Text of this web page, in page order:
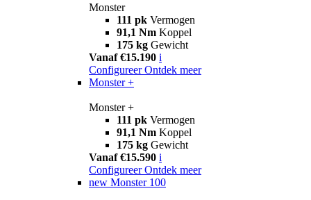
Monster
111 pk Vermogen
91,1 Nm Koppel
175 kg Gewicht
Vanaf €15.190 i
Configureer Ontdek meer
Monster +
Monster +
111 pk Vermogen
91,1 Nm Koppel
175 kg Gewicht
Vanaf €15.590 i
Configureer Ontdek meer
new Monster 100